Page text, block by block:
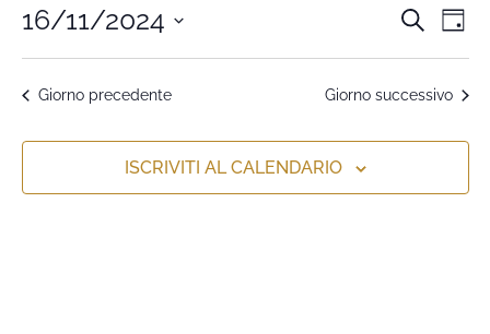
Eventi
e
CERCA
16/11/2024
la
data.
Giorno precedente Giorno successivo
ISCRIVITI AL CALENDARIO